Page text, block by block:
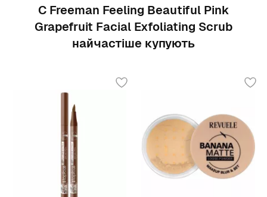
С Freeman Feeling Beautiful Pink
Grapefruit Facial Exfoliating Scrub
найчастіше купують